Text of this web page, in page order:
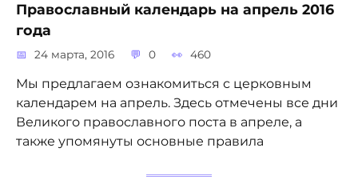
Православный календарь на апрель 2016
года
24 марта, 2016 0 460
Мы предлагаем ознакомиться с церковным
календарем на апрель. Здесь отмечены все дни
Великого православного поста в апреле, а
также упомянуты основные правила